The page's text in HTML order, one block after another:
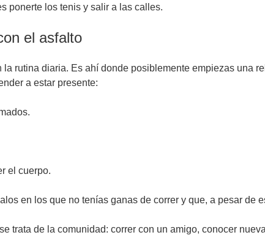
ponerte los tenis y salir a las calles.
el asfalto
rutina diaria. Es ahí donde posiblemente empiezas una
a estar presente:
el cuerpo.
en los que no tenías ganas de correr y que, a pesar de
trata de la comunidad: correr con un amigo, conocer